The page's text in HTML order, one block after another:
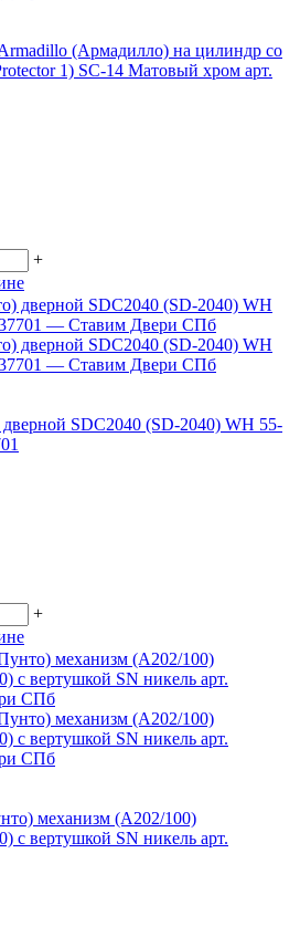
(Армадилло) на цилиндр со
1) SC-14 Матовый хром арт.
+
SDC2040 (SD-2040) WH 55-
+
механизм (A202/100)
с вертушкой SN никель арт.